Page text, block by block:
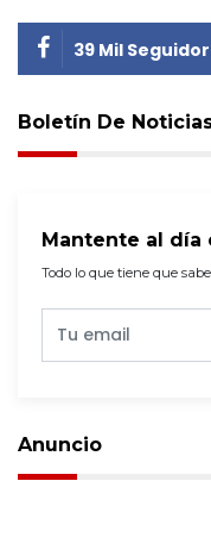
39 Mil
Boletín De
Mantente al día
Todo lo que tiene que
Anuncio